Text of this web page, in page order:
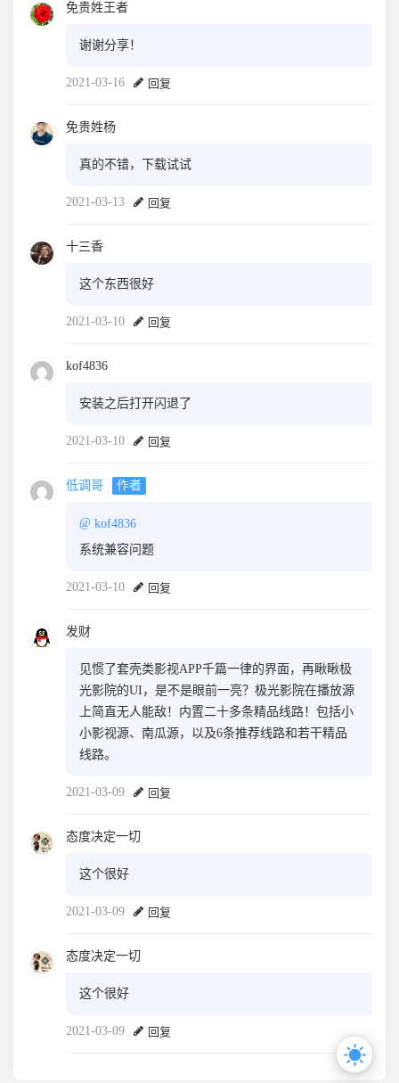
免贵姓王者
谢谢分享！
2021-03-16 回复
免贵姓杨
真的不错，下载试试
2021-03-13 回复
十三香
这个东西很好
2021-03-10 回复
kof4836
安装之后打开闪退了
2021-03-10 回复
低调哥 作者
@ kof4836
系统兼容问题
2021-03-10 回复
发财
见惯了套壳类影视APP千篇一律的界面，再瞅瞅极
光影院的UI，是不是眼前一亮？极光影院在播放源
上简直无人能敌！内置二十多条精品线路！包括小
小影视源、南瓜源，以及6条推荐线路和若干精品
线路。
2021-03-09 回复
态度决定一切
这个很好
2021-03-09 回复
态度决定一切
这个很好
2021-03-09 回复